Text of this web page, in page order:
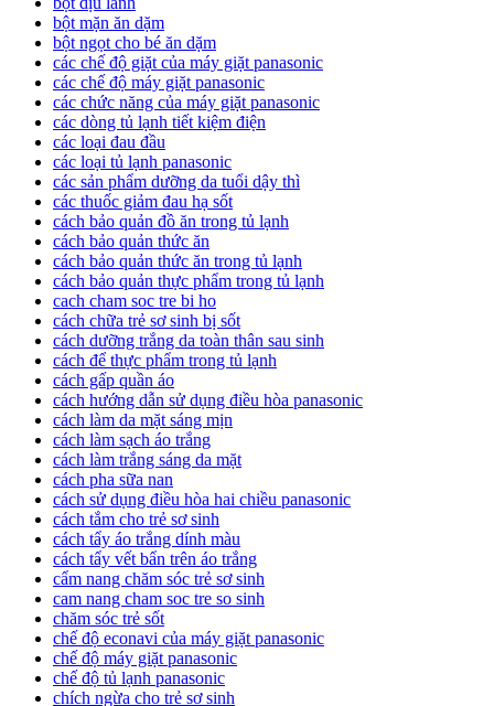
bột mặn ăn dặm
bột ngọt cho bé ăn dặm
các chế độ giặt của máy giặt panasonic
các chế độ máy giặt panasonic
các chức năng của máy giặt panasonic
các dòng tủ lạnh tiết kiệm điện
các loại đau đầu
các loại tủ lạnh panasonic
các sản phẩm dưỡng da tuổi dậy thì
các thuốc giảm đau hạ sốt
cách bảo quản đồ ăn trong tủ lạnh
cách bảo quản thức ăn
cách bảo quản thức ăn trong tủ lạnh
cách bảo quản thực phẩm trong tủ lạnh
cach cham soc tre bi ho
cách chữa trẻ sơ sinh bị sốt
cách dưỡng trắng da toàn thân sau sinh
cách để thực phẩm trong tủ lạnh
cách gấp quần áo
cách hướng dẫn sử dụng điều hòa panasonic
cách làm da mặt sáng mịn
cách làm sạch áo trắng
cách làm trắng sáng da mặt
cách pha sữa nan
cách sử dụng điều hòa hai chiều panasonic
cách tắm cho trẻ sơ sinh
cách tẩy áo trắng dính màu
cách tẩy vết bẩn trên áo trắng
cẩm nang chăm sóc trẻ sơ sinh
cam nang cham soc tre so sinh
chăm sóc trẻ sốt
chế độ econavi của máy giặt panasonic
chế độ máy giặt panasonic
chế độ tủ lạnh panasonic
chích ngừa cho trẻ sơ sinh